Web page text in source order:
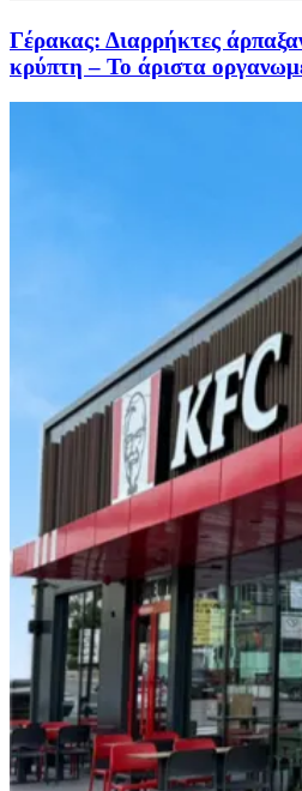
Γέρακας: Διαρρήκτες
κρύπτη – Το άριστα